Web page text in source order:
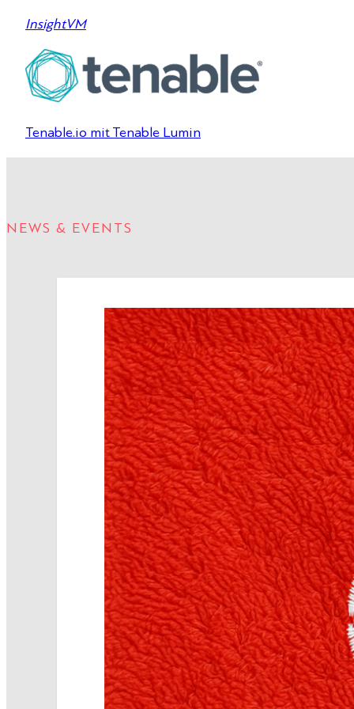
InsightVM
Tenable.io mit Tenable Lumin
NEWS & EVENTS